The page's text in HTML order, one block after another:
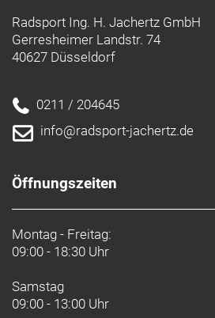
Radsport Ing. H. Jachertz GmbH
Gerresheimer Landstr. 74
40627 Düsseldorf
0211 / 204645
info@radsport-jachertz.de
Öffnungszeiten
Montag - Freitag:
09:00 - 18:30 Uhr
Samstag
09:00 - 13:00 Uhr